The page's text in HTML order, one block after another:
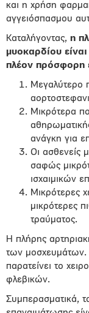
και η χρήση
αγγειόσπασμου
Καταλήγοντας, η
μυοκαρδίου
πλέον πρόσφορη
Μεγαλύτερο
Μικρότερα
ανάγκη για
Οι ασθενείς
σαφώς
ισχαιμικών
Μικρότερες
μικρότερες
τραύματος.
Η πλήρης
των
παρατείνει το
φλεβικών.
Συμπερασματικά,